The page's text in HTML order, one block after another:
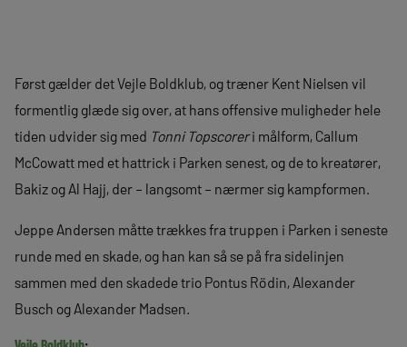
Først gælder det Vejle Boldklub, og træner Kent Nielsen vil
formentlig glæde sig over, at hans offensive muligheder hele
tiden udvider sig med Tonni Topscoreri målform, Callum
McCowatt med et hattrick i Parken senest, og de to kreatører,
Bakiz og Al Hajj, der – langsomt – nærmer sig kampformen.
Jeppe Andersen måtte trækkes fra truppen i Parken i seneste
runde med en skade, og han kan så se på fra sidelinjen
sammen med den skadede trio Pontus Rödin, Alexander
Busch og Alexander Madsen.